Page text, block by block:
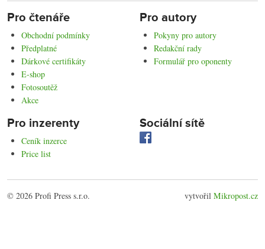
Pro čtenáře
Obchodní podmínky
Předplatné
Dárkové certifikáty
E-shop
Fotosoutěž
Akce
Pro autory
Pokyny pro autory
Redakční rady
Formulář pro oponenty
Pro inzerenty
Ceník inzerce
Price list
Sociální sítě
© 2026 Profi Press s.r.o. vytvořil Mikropost.cz